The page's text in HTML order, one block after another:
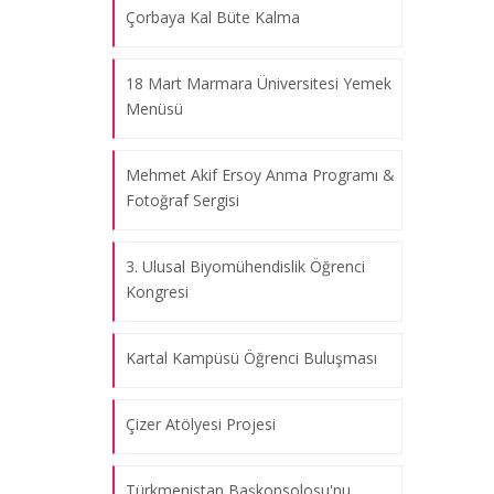
Çorbaya Kal Büte Kalma
18 Mart Marmara Üniversitesi Yemek
Menüsü
Mehmet Akif Ersoy Anma Programı &
Fotoğraf Sergisi
3. Ulusal Biyomühendislik Öğrenci
Kongresi
Kartal Kampüsü Öğrenci Buluşması
Çizer Atölyesi Projesi